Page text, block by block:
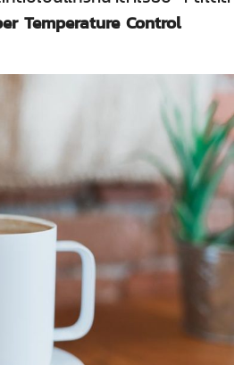
Temperature Control